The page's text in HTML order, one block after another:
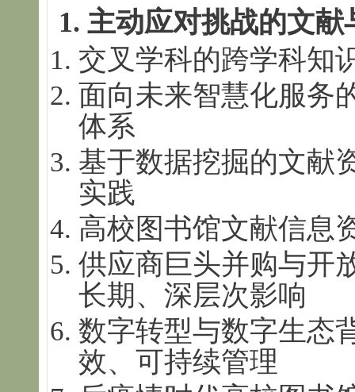
1. 主动应对挑战的文
交叉学科的跨学科知
面向未来智慧化服务
体系
基于数据挖掘的文献
实践
高校图书馆文献信息
供应商巨头并购与开
长期、深层次影响
数字转型与数字生态
效、可持续管理